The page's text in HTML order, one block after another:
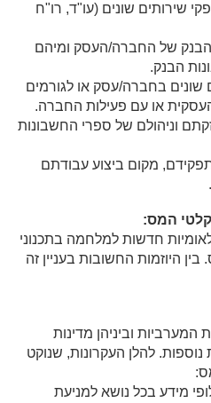
שירותים שונים (עו"ד, רו"ח
של החברה/העסק ומיהם
הבנק.
שונים בחברה/עסק או לגורמים
או עם פעילות החברה.
וניהולם של ספרי החשבונות
מקום ביצוע עבודתם
המס:
חדשות למלחמה בתכנוני
היוזמות החשובות בעניין זה
המערביות וביניהן מדינות
להלן העקרונות, שנוקט
מידע בכל נושא למניעת